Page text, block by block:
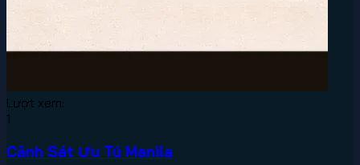
Lượt xem:
1
Cảnh Sát Ưu Tú Manila